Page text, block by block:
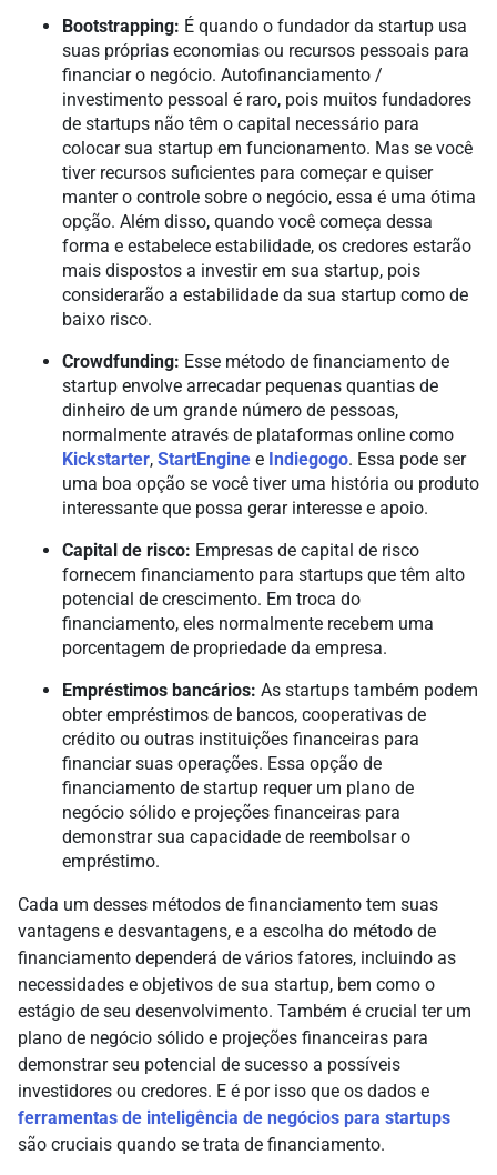
Bootstrapping: É quando o fundador da startup usa
suas próprias economias ou recursos pessoais para
financiar o negócio. Autofinanciamento /
investimento pessoal é raro, pois muitos fundadores
de startups não têm o capital necessário para
colocar sua startup em funcionamento. Mas se você
tiver recursos suficientes para começar e quiser
manter o controle sobre o negócio, essa é uma ótima
opção. Além disso, quando você começa dessa
forma e estabelece estabilidade, os credores estarão
mais dispostos a investir em sua startup, pois
considerarão a estabilidade da sua startup como de
baixo risco.
Crowdfunding: Esse método de financiamento de
startup envolve arrecadar pequenas quantias de
dinheiro de um grande número de pessoas,
normalmente através de plataformas online como
Kickstarter, StartEngine e Indiegogo. Essa pode ser
uma boa opção se você tiver uma história ou produto
interessante que possa gerar interesse e apoio.
Capital de risco: Empresas de capital de risco
fornecem financiamento para startups que têm alto
potencial de crescimento. Em troca do
financiamento, eles normalmente recebem uma
porcentagem de propriedade da empresa.
Empréstimos bancários: As startups também podem
obter empréstimos de bancos, cooperativas de
crédito ou outras instituições financeiras para
financiar suas operações. Essa opção de
financiamento de startup requer um plano de
negócio sólido e projeções financeiras para
demonstrar sua capacidade de reembolsar o
empréstimo.
Cada um desses métodos de financiamento tem suas
vantagens e desvantagens, e a escolha do método de
financiamento dependerá de vários fatores, incluindo as
necessidades e objetivos de sua startup, bem como o
estágio de seu desenvolvimento. Também é crucial ter um
plano de negócio sólido e projeções financeiras para
demonstrar seu potencial de sucesso a possíveis
investidores ou credores. E é por isso que os dados e
ferramentas de inteligência de negócios para startups
são cruciais quando se trata de financiamento.